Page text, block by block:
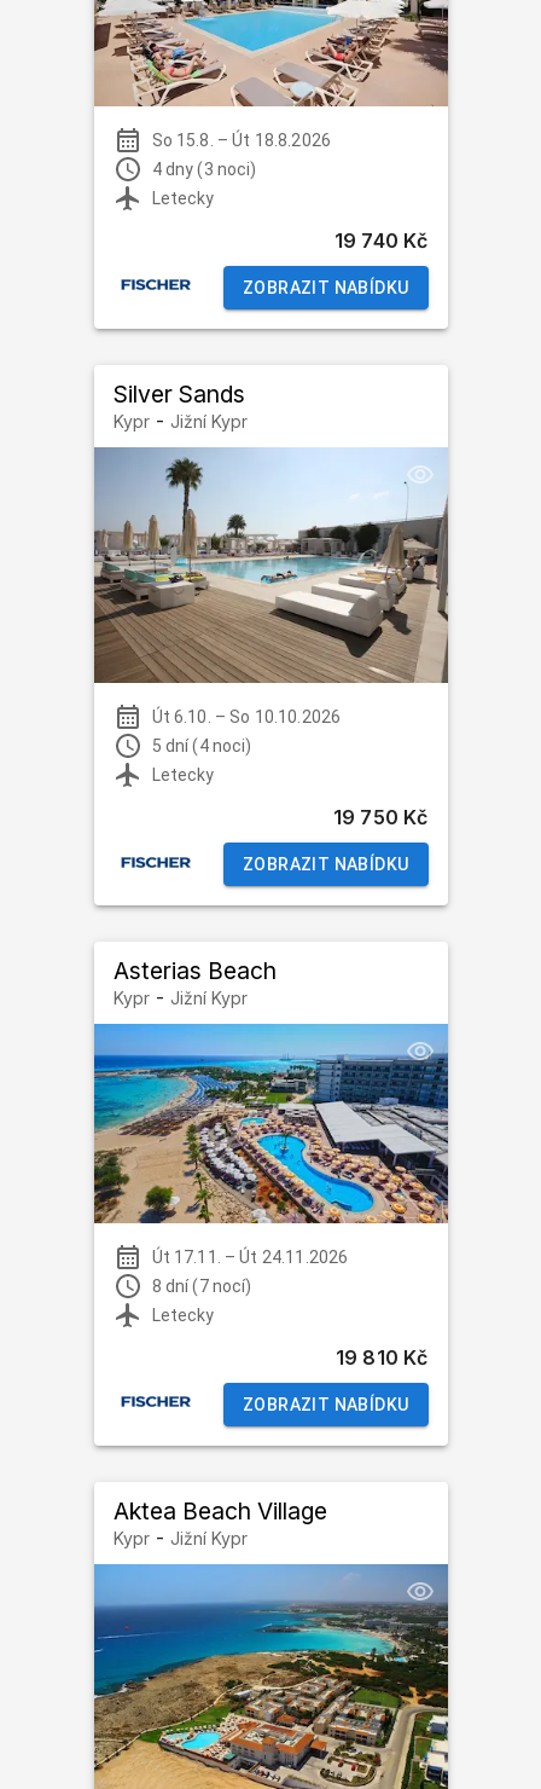
So 15.8. –Út 18.8.2026
4 dny (3 noci)
Letecky
19 740 Kč
ZOBRAZIT NABÍDKU
Silver Sands
Kypr- Jižní Kypr
Út 6.10. – So 10.10.2026
5 dní (4 noci)
Letecky
19 750 Kč
ZOBRAZIT NABÍDKU
Asterias Beach
Kypr- Jižní Kypr
Út 17.11. –Út 24.11.2026
8 dní (7 nocí)
Letecky
19 810 Kč
ZOBRAZIT NABÍDKU
Aktea Beach Village
Kypr- Jižní Kypr